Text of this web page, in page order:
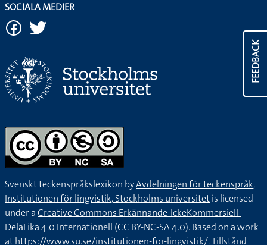
FEEDBACK
SOCIALA MEDIER
Svenskt teckenspråkslexikon byAvdelningen för teckenspråk,
Institutionen för lingvistik, Stockholms universitetis licensed
under aCreative Commons Erkännande-IckeKommersiell-
DelaLika 4.0 Internationell (CC BY-NC-SA 4.0).Based on a work
athttps://www.su.se/institutionen-for-lingvistik/. Tillstånd